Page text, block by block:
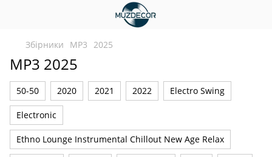
Збірники MP3 2025
MP3 2025
50-50 2020 2021 2022 Electro Swing
Electronic
Ethno Lounge Instrumental Chillout New Age Relax